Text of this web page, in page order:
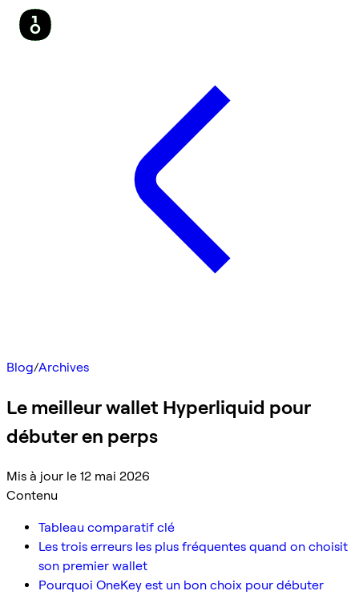
Blog/Archives
Le meilleur wallet Hyperliquid pour
débuter en perps
Mis à jour le 12 mai 2026
Contenu
Tableau comparatif clé
Les trois erreurs les plus fréquentes quand on choisit
son premier wallet
Pourquoi OneKey est un bon choix pour débuter